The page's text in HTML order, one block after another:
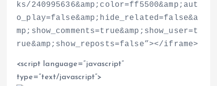
ks/240995636&amp;color=ff5500&amp;aut
o_play=false&amp;hide_related=false&a
mp;show_comments=true&amp;show_user=t
rue&amp;show_reposts=false”></iframe>
<script language=”javascript”
type=”text/javascript”>